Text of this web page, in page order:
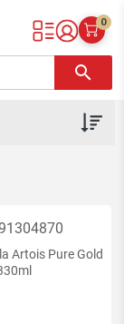
0
search
Artois Pure Gold